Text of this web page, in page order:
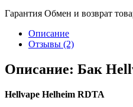
Гарантия Обмен и возврат
Описание
Отзывы (2)
Описание: Бак
Hellvape Helheim RDTA